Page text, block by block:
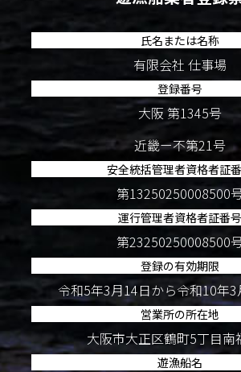
氏名または名称
有限会社 仕事場
登録番号
大阪 第1345号
近畿ー不第21号
安全統括管理者資格者証
第13250250008500
運行管理者資格者証番号
第23250250008500
登録の有効期限
令和5年3月14日から令和10年
営業所の所在地
大阪市大正区鶴町5丁目南
遊漁船名